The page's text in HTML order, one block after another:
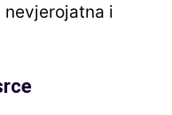
nevjerojatna i